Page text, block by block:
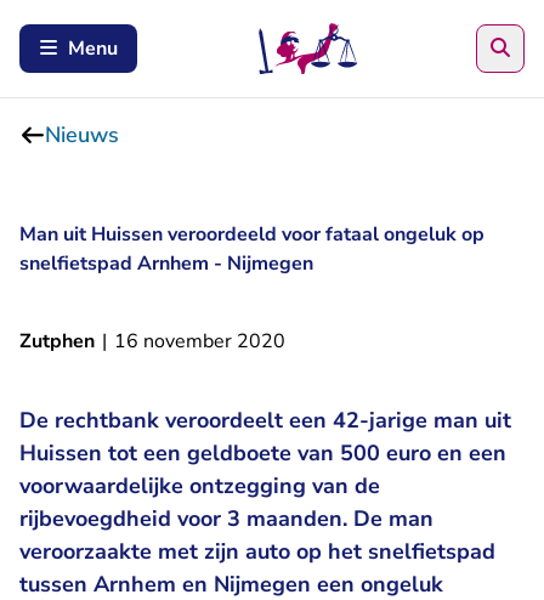
Menu
Nieuws
Man uit Huissen veroordeeld voor fataal ongeluk op
snelfietspad Arnhem - Nijmegen
Zutphen | 16 november 2020
De rechtbank veroordeelt een 42-jarige man uit
Huissen tot een geldboete van 500 euro en een
voorwaardelijke ontzegging van de
rijbevoegdheid voor 3 maanden. De man
veroorzaakte met zijn auto op het snelfietspad
tussen Arnhem en Nijmegen een ongeluk